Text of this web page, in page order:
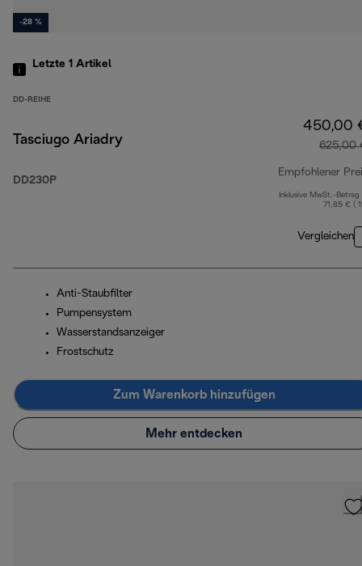
-28 %
Letzte 1 Artikel
DD-REIHE
Tasciugo Ariadry
DD230P
450,00
625,00
Empfohlener
Inklusive MwSt.-Betrag
71,85 € (
Vergleichen
Anti-Staubfilter
Pumpensystem
Wasserstandsanzeiger
Frostschutz
Zum Warenkorb hinzufügen
Mehr entdecken